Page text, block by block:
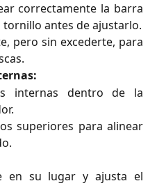
correctamente la barra
tornillo antes de ajustarlo.
pero sin excederte, para
internas dentro de la
superiores para alinear
en su lugar y ajusta el